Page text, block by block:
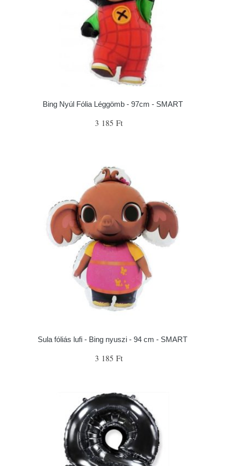
Bing Nyúl Fólia Léggömb - 97cm - SMART
3 185 Ft
Sula fóliás lufi - Bing nyuszi - 94 cm - SMART
3 185 Ft